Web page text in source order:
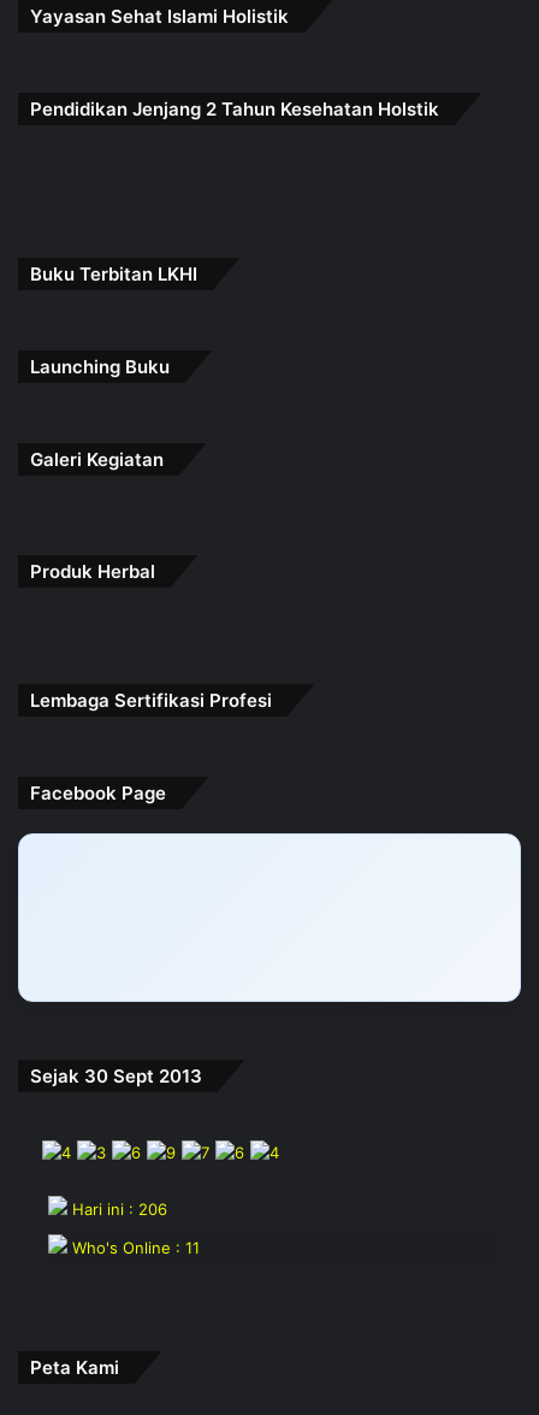
Yayasan Sehat Islami Holistik
Pendidikan Jenjang 2 Tahun Kesehatan Holstik
Buku Terbitan LKHI
Launching Buku
Galeri Kegiatan
Produk Herbal
Lembaga Sertifikasi Profesi
Facebook Page
Sejak 30 Sept 2013
Hari ini : 206
Who's Online : 11
Peta Kami